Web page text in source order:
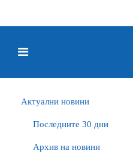
Актуални новини
Последните 30 дни
Архив на новини